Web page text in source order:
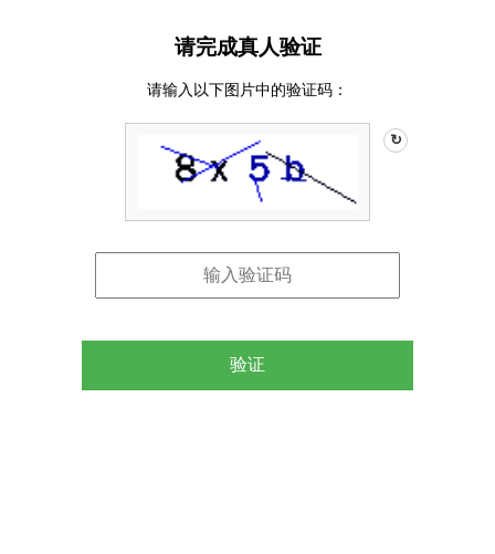
请完成真人验证
请输入以下图片中的验证码：
↻
验证